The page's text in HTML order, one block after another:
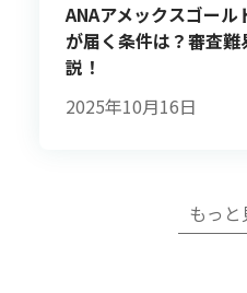
ANAアメックスゴー
が届く条件は？審査
説！
2025年10月16日
もっと